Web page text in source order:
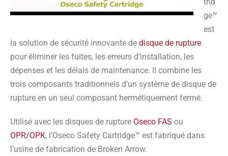
ge™
est
la solution de sécurité innovante de disque de rupture
pour éliminer les fuites, les erreurs d’installation, les
dépenses et les délais de maintenance. Il combine les
trois composants traditionnels d’un système de disque de
rupture en un seul composant hermétiquement fermé.
Utilisé avec les disques de rupture Oseco FAS ou
OPR/OPK, l’Oseco Safety Cartridge™ est fabriqué dans
l’usine de fabrication de Broken Arrow.